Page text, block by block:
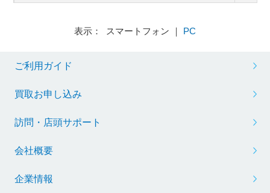
表示： スマートフォン ｜ PC
ご利用ガイド
買取お申し込み
訪問・店頭サポート
会社概要
企業情報